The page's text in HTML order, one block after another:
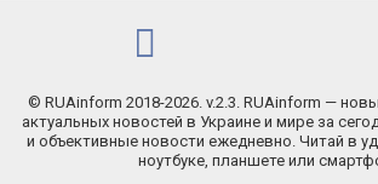
© RUAinform 2018-2026. v.2.3. RUAinform —
актуальных новостей в Украине и мире за
и объективные новости ежедневно. Читай в
ноутбуке, планшете или